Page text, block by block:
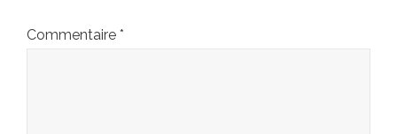
Commentaire *